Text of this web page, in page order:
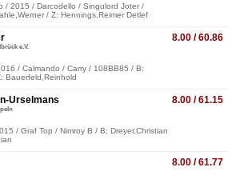
/ 2015 / Darcodello / Singulord Joter /
/ Z: Hennings,Reimer Detlef
8.00 / 60.86
e.V.
/ Calmando / Carry / 108BB85 / B:
Bauerfeld,Reinhold
8.00 / 61.15
Urselmans
/ Graf Top / Nimroy B / B: Dreyer,Christian
8.00 / 61.77